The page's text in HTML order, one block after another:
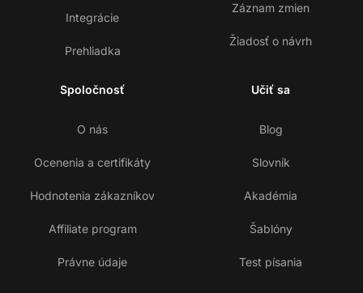
Integrácie
Prehliadka
Záznam zmien
Žiadosť o návrh
Spoločnosť
O nás
Ocenenia a certifikáty
Hodnotenia zákazníkov
Affiliate program
Právne údaje
Učiť sa
Blog
Slovník
Akadémia
Šablóny
Test písania